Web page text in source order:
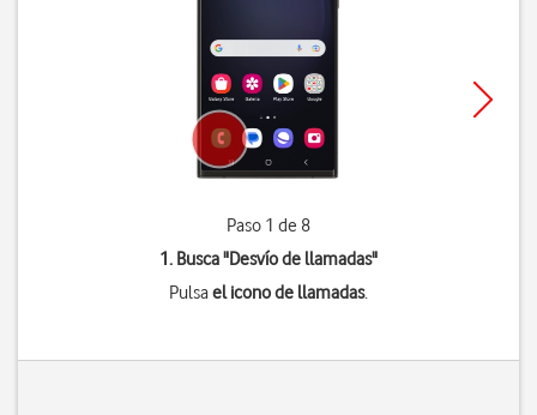
Paso 1 de 8
1. Busca "Desvío de llamadas"
Pulsael icono de llamadas.